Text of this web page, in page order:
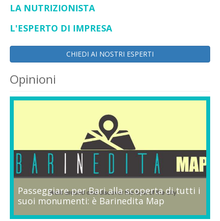
LA NUTRIZIONISTA
L'ESPERTO DI IMPRESA
CHIEDI AI NOSTRI ESPERTI
Opinioni
Passeggiare per Bari alla scoperta di tutti i
suoi monumenti: è Barinedita Map